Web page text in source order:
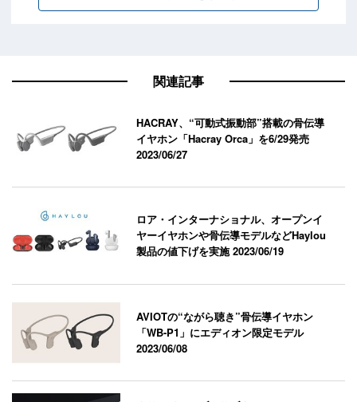
関連記事
HACRAY、“可動式振動部”搭載の骨伝導
イヤホン「Hacray Orca」を6/29発売
2023/06/27
ロア・インターナショナル、オープンイ
ヤーイヤホンや骨伝導モデルなどHaylou
製品の値下げを実施2023/06/19
AVIOTの“ながら聴き”骨伝導イヤホン
「WB-P1」にエディオン限定モデル
2023/06/08